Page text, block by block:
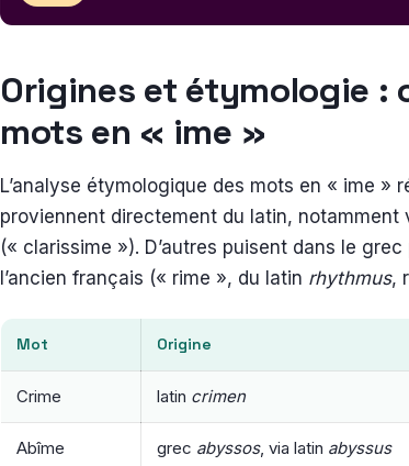
Origines et étymologie :
mots en « ime »
L’analyse étymologique des mots en « ime »
proviennent directement du latin,
(« clarissime »). D’autres puisent dans le
l’ancien français (« rime », du latin rhythmus,
Mot Origine
Crime latin crimen
Abîme grec abyssos, via latin abyssus